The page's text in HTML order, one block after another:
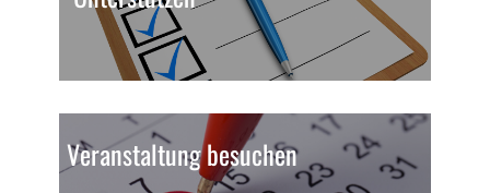
Veranstaltung besuchen